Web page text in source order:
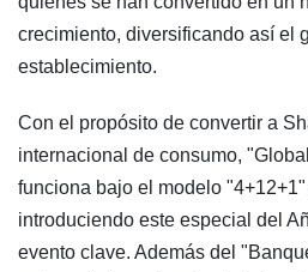
crecimiento, diversificando así el
establecimiento.
Con el propósito de convertir a
internacional de consumo,
funciona bajo el modelo
introduciendo este especial del
evento clave. Además del